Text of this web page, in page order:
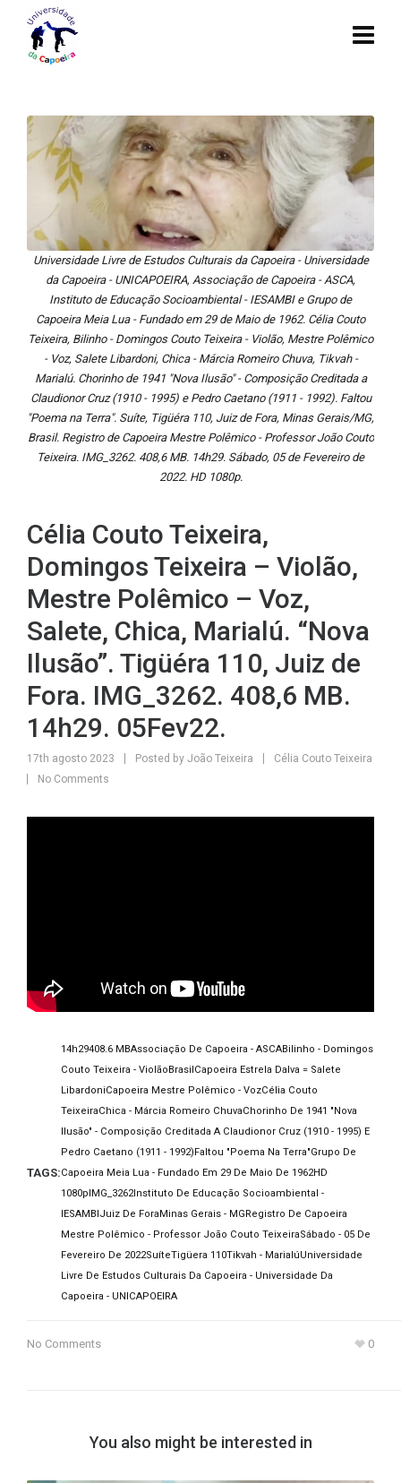
Universidade Livre de Estudos Culturais da Capoeira - Universidade
da Capoeira - UNICAPOEIRA, Associação de Capoeira - ASCA,
Instituto de Educação Socioambiental - IESAMBI e Grupo de
Capoeira Meia Lua - Fundado em 29 de Maio de 1962. Célia Couto
Teixeira, Bilinho - Domingos Couto Teixeira - Violão, Mestre Polêmico
- Voz, Salete Libardoni, Chica - Márcia Romeiro Chuva, Tikvah -
Marialú. Chorinho de 1941 "Nova Ilusão" - Composição Creditada a
Claudionor Cruz (1910 - 1995) e Pedro Caetano (1911 - 1992). Faltou
"Poema na Terra". Suíte, Tigüéra 110, Juiz de Fora, Minas Gerais/MG,
Brasil. Registro de Capoeira Mestre Polêmico - Professor João Couto
Teixeira. IMG_3262. 408,6 MB. 14h29. Sábado, 05 de Fevereiro de
2022. HD 1080p.
Célia Couto Teixeira,
Domingos Teixeira – Violão,
Mestre Polêmico – Voz,
Salete, Chica, Marialú. “Nova
Ilusão”. Tigüéra 110, Juiz de
Fora. IMG_3262. 408,6 MB.
14h29. 05Fev22.
17th agosto 2023 Posted by João Teixeira
Célia Couto Teixeira
No Comments
TAGS:
14h29408.6 MBAssociação De Capoeira - ASCABilinho - Domingos
Couto Teixeira - Violão Brasil Capoeira Estrela Dalva = Salete
LibardoniCapoeira Mestre Polêmico - VozCélia Couto
TeixeiraChica - Márcia Romeiro ChuvaChorinho De 1941 "Nova
Ilusão" - Composição Creditada A Claudionor Cruz (1910 - 1995) E
Pedro Caetano (1911 - 1992) Faltou "Poema Na Terra"Grupo De
Capoeira Meia Lua - Fundado Em 29 De Maio De 1962HD
1080p IMG_3262Instituto De Educação Socioambiental -
IESAMBI Juiz De Fora Minas Gerais - MG Registro De Capoeira
Mestre Polêmico - Professor João Couto TeixeiraSábado - 05 De
Fevereiro De 2022SuíteTigüera 110Tikvah - MarialúUniversidade
Livre De Estudos Culturais Da Capoeira - Universidade Da
Capoeira - UNICAPOEIRA
No Comments 0
You also might be interested in